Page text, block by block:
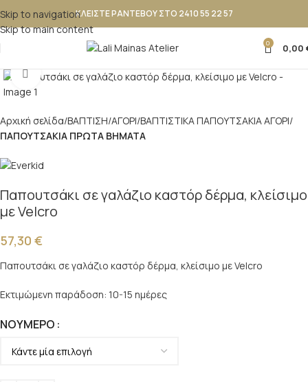
Skip to navigation
Skip to main content
ΚΛΕΙΣΤΕ ΡΑΝΤΕΒΟΥ ΣΤΟ 2410 55 22 57
0 0,00
Κλικ για μεγέθυνση
Αρχική σελίδα ΒΑΠΤΙΣΗ ΑΓΟΡΙ ΒΑΠΤΙΣΤΙΚΑ ΠΑΠΟΥΤΣAKIA ΑΓΟΡΙ
ΠΑΠΟΥΤΣΑΚΙΑ ΠΡΩΤΑ ΒΗΜΑΤΑ
Παπουτσάκι σε γαλάζιο καστόρ δέρμα, κλείσιμο
με Velcro
57,30 €
Παπουτσάκι σε γαλάζιο καστόρ δέρμα, κλείσιμο με Velcro
Εκτιμώμενη παράδοση: 10-15 ημέρες
ΝΟΎΜΕΡΟ